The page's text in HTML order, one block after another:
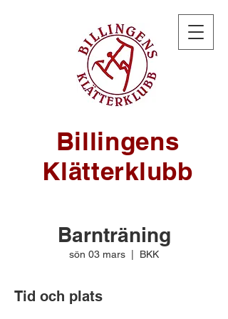
Billingens
Klätterklubb
Barnträning
sön 03 mars BKK
Tid och plats